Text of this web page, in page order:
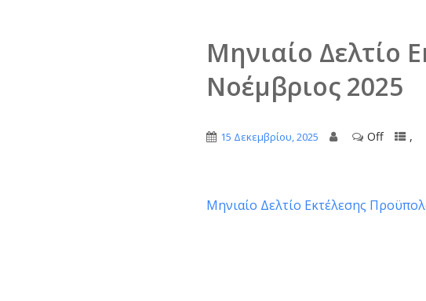
Μηνιαίο Δελτίο
Νοέμβριος 2025
15 Δεκεμβρίου, 2025 Off ,
Μηνιαίο Δελτίο Εκτέλεσης